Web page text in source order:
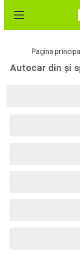
Pagina
Autocar din și